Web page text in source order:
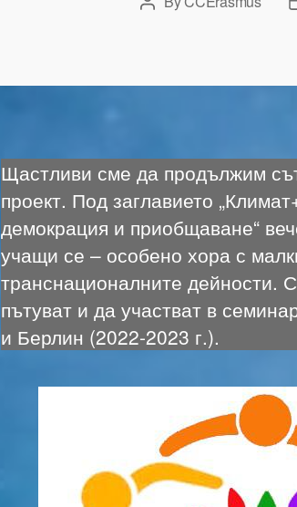
Щастливи сме да продължим
проект. Под заглавието
демокрация и приобщаване“
учащи се – особено хора с
транснационалните дейности.
пътуват и да участват в
и Берлин (2022-2023 г.).